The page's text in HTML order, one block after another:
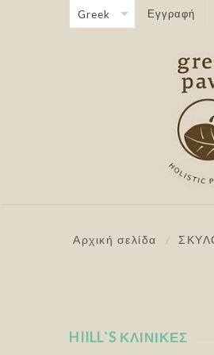
Εγγραφή
Αρχική σελίδα /
HIILL`S ΚΛΙΝΙΚΕΣ